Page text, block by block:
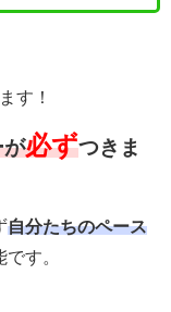
す！
が必ずつきま
自分たちのペース
です。